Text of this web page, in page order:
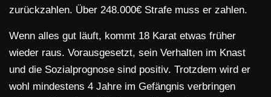
zurückzahlen. Über 248.000€ Strafe muss er zahlen.
Wenn alles gut läuft, kommt 18 Karat etwas früher
wieder raus. Vorausgesetzt, sein Verhalten im Knast
und die Sozialprognose sind positiv. Trotzdem wird er
wohl mindestens 4 Jahre im Gefängnis verbringen